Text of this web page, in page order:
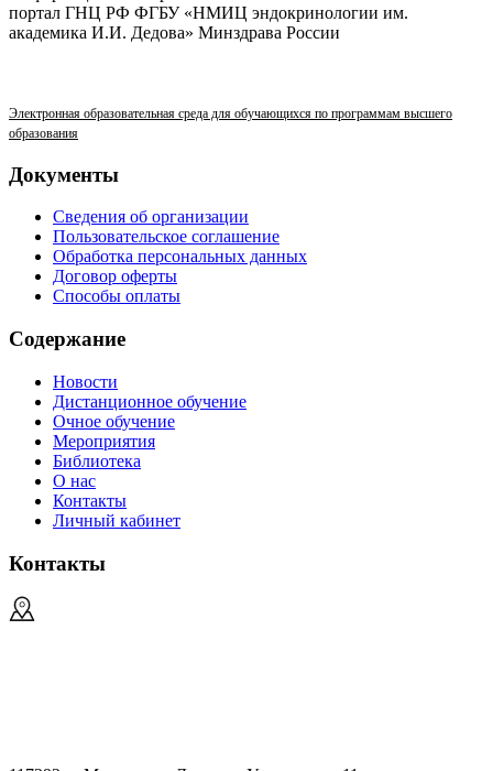
портал ГНЦ РФ ФГБУ «НМИЦ эндокринологии им.
академика И.И. Дедова» Минздрава России
Электронная образовательная среда для обучающихся по программам высшего
образования
Документы
Сведения об организации
Пользовательское соглашение
Обработка персональных данных
Договор оферты
Способы оплаты
Содержание
Новости
Дистанционное обучение
Очное обучение
Мероприятия
Библиотека
О нас
Контакты
Личный кабинет
Контакты